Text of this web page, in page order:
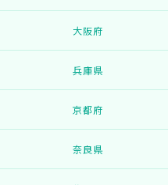
大阪府
兵庫県
京都府
奈良県